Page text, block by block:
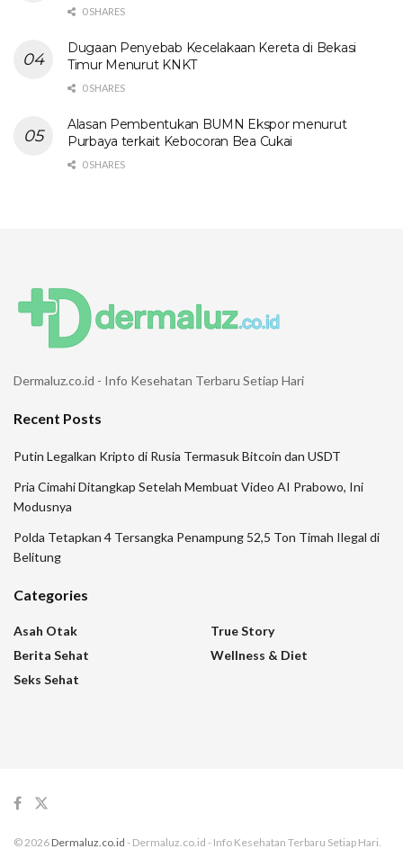
0 SHARES
Dugaan Penyebab Kecelakaan Kereta di Bekasi
Timur Menurut KNKT
0 SHARES
Alasan Pembentukan BUMN Ekspor menurut
Purbaya terkait Kebocoran Bea Cukai
0 SHARES
Dermaluz.co.id - Info Kesehatan Terbaru Setiap Hari
Recent Posts
Putin Legalkan Kripto di Rusia Termasuk Bitcoin dan USDT
Pria Cimahi Ditangkap Setelah Membuat Video AI Prabowo, Ini
Modusnya
Polda Tetapkan 4 Tersangka Penampung 52,5 Ton Timah Ilegal di
Belitung
Categories
Asah Otak
Berita Sehat
Seks Sehat
True Story
Wellness & Diet
© 2026 Dermaluz.co.id - Dermaluz.co.id - Info Kesehatan Terbaru Setiap Hari.